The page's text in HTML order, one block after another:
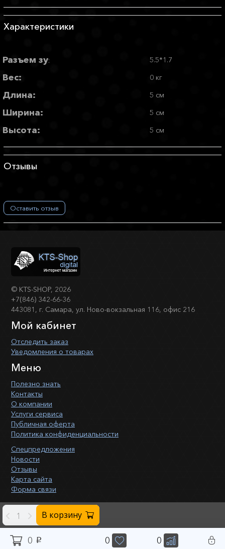
- + В корзину
Характеристики
Разъем зу: 5.5*1.7
Вес: 0 кг
Длина: 5 см
Ширина: 5 см
Высота: 5 см
Отзывы
Оставить отзыв
© KTS-SHOP, 2026
+7(846) 342-66-36
443081, г. Самара, ул. Ново-вокзальная 116, офис 216
Мой кабинет
Отследить заказ
Уведомления о товарах
Меню
Полезно знать
Контакты
О компании
Услуги сервиса
Публичная оферта
Политика конфиденциальности
Спецпредложения
Новости
Отзывы
Карта сайта
Форма связи
0 p 0 0